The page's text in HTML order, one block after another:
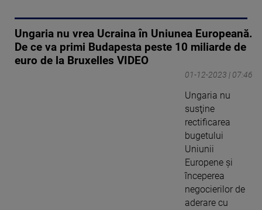
Ungaria nu vrea Ucraina în Uniunea Europeană.
De ce va primi Budapesta peste 10 miliarde de
euro de la Bruxelles VIDEO
01-12-2023 | 07:46
Ungaria nu
susţine
rectificarea
bugetului
Uniunii
Europene şi
începerea
negocierilor de
aderare cu